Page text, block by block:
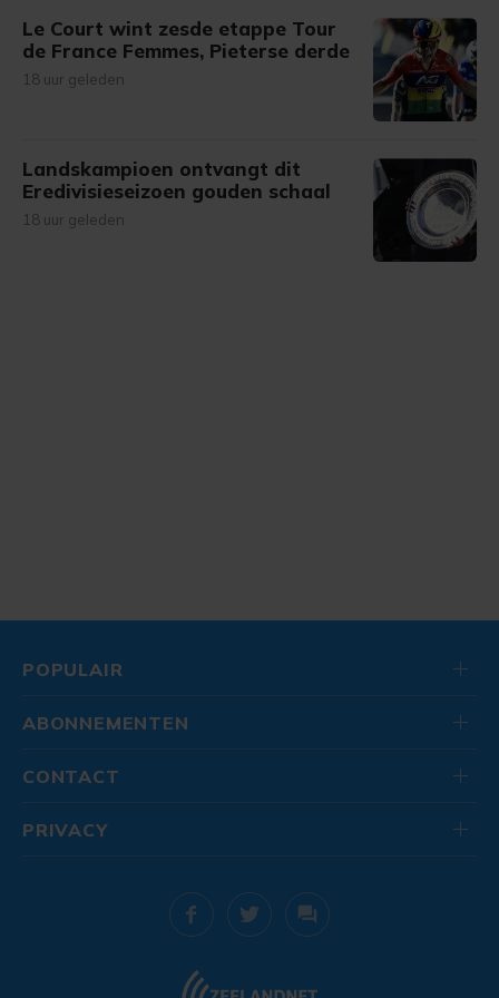
Le Court wint zesde etappe Tour
de France Femmes, Pieterse derde
18 uur geleden
Landskampioen ontvangt dit
Eredivisieseizoen gouden schaal
18 uur geleden
POPULAIR
ABONNEMENTEN
CONTACT
PRIVACY